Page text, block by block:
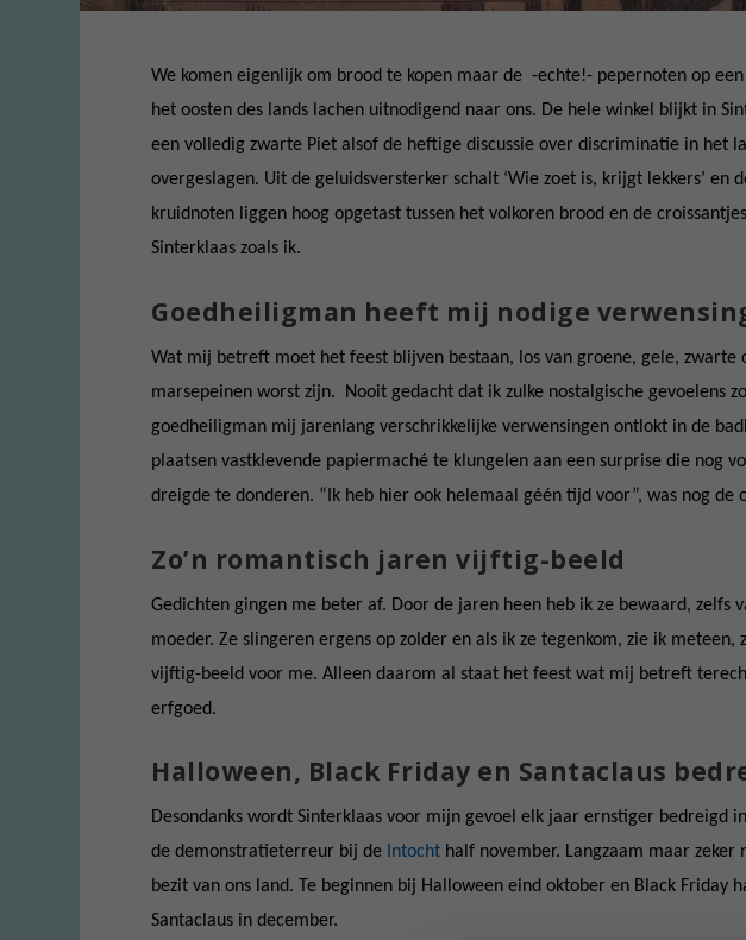
We komen eigenlijk om brood te kopen maar de -echte!- pepernoten op
het oosten des lands lachen uitnodigend naar ons. De hele winkel blijkt in
een volledig zwarte Piet alsof de heftige discussie over discriminatie in het
overgeslagen. Uit de geluidsversterker schalt ‘Wie zoet is, krijgt lekkers’ en
kruidnoten liggen hoog opgetast tussen het volkoren brood en de
Sinterklaas zoals ik.
Goedheiligman heeft mij nodige
Wat mij betreft moet het feest blijven bestaan, los van groene, gele,
marsepeinen worst zijn. Nooit gedacht dat ik zulke nostalgische gevoelens
goedheiligman mij jarenlang verschrikkelijke verwensingen ontlokt in de
plaatsen vastklevende papiermaché te klungelen aan een surprise die nog
dreigde te donderen. “Ik heb hier ook helemaal géén tijd voor”, was nog de
Zo’n romantisch jaren vijftig-beeld
Gedichten gingen me beter af. Door de jaren heen heb ik ze bewaard, zelfs
moeder. Ze slingeren ergens op zolder en als ik ze tegenkom, zie ik meteen,
vijftig-beeld voor me. Alleen daarom al staat het feest wat mij betreft
erfgoed.
Halloween, Black Friday en Santaclaus
Desondanks wordt Sinterklaas voor mijn gevoel elk jaar ernstiger bedreigd
de demonstratieterreur bij de Intocht half november. Langzaam maar
bezit van ons land. Te beginnen bij Halloween eind oktober en Black Friday
Santaclaus in december.